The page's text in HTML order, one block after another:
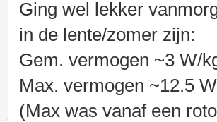
Ging wel lekker
in de lente/zomer zijn:
Gem. vermogen ~3 W/
Max. vermogen ~12.5
(Max was vanaf een